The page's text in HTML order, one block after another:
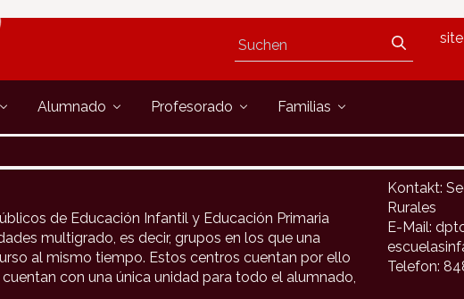
Alumnado Profesorado Familias
de Educación Infantil y Educación Primaria
multigrado, es decir, grupos en los que una
al mismo tiempo. Estos centros cuentan por ello
con una única unidad para todo el alumnado,
Kontakt:
Rurales
E-Mail:
Telefon: